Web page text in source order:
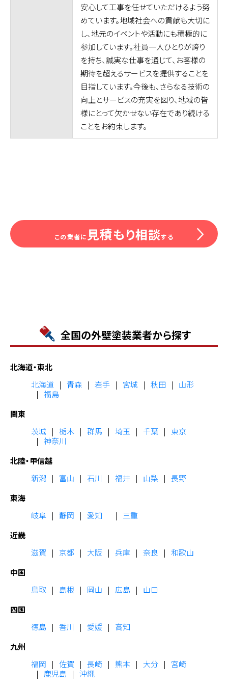
安心して工事を任せていただけるよう努
めています。地域社会への貢献も大切に
し、地元のイベントや活動にも積極的に
参加しています。社員一人ひとりが誇り
を持ち、誠実な仕事を通じて、お客様の
期待を超えるサービスを提供することを
目指しています。今後も、さらなる技術の
向上とサービスの充実を図り、地域の皆
様にとって欠かせない存在であり続ける
ことをお約束します。
この業者に 見積もり相談する
全国の外壁塗装業者から探す
北海道・東北
北海道
青森 岩手 宮城 秋田
山形
福島
関東
茨城
栃木 群馬 埼玉 千葉
東京
神奈川
北陸・甲信越
新潟
富山 石川 福井 山梨
長野
東海
岐阜
静岡 愛知
三重
近畿
滋賀
京都 大阪 兵庫 奈良
和歌山
中国
鳥取
島根 岡山 広島
山口
四国
徳島
香川 愛媛
高知
九州
福岡
佐賀 長崎 熊本 大分
宮崎
鹿児島
沖縄